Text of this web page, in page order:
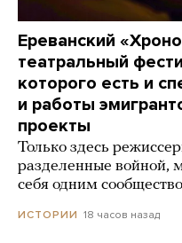
Ереванский
театральный
которого есть и
и работы
проекты
Только здесь
разделенные войной,
себя одним
ИСТОРИИ 18 часов назад